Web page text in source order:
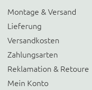
Montage & Versand
Lieferung
Versandkosten
Zahlungsarten
Reklamation & Retoure
Mein Konto